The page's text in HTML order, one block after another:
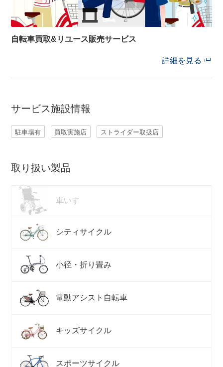
店舗検索
お知らせ
自転車買取&リユース販売サービス
詳細を見る
サービス施設情報
駐車場有 買取実施店 ストライダー取扱店
取り扱い製品
車いす
シティサイクル
小径・折り畳み
電動アシスト自転車
キッズサイクル
スポーツサイクル